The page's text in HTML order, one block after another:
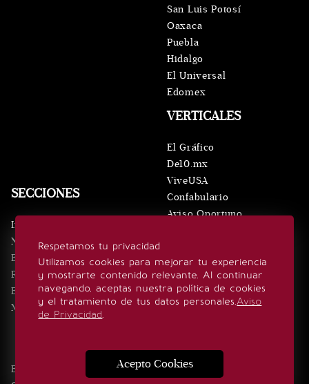
Respetamos tu privacidad
Utilizamos cookies para mejorar tu experiencia
y mostrarte contenido relevante. Al continuar
navegando, aceptas nuestra política de cookies
y el tratamiento de tus datos personales.Aviso
de Privacidad.
Acepto Cookies
SECCIONES
Inicio
Noticias
Eventos
Realeza
Estilo de vida
Minuto x Minuto
VERTICALES
El Gráfico
De10.mx
ViveUSA
Confabulario
Aviso Oportuno
San Luis Potosí
Oaxaca
Puebla
Hidalgo
El Universal
Edomex
SÍGUENOS
Edición Impresa Noticias Quiénes somos